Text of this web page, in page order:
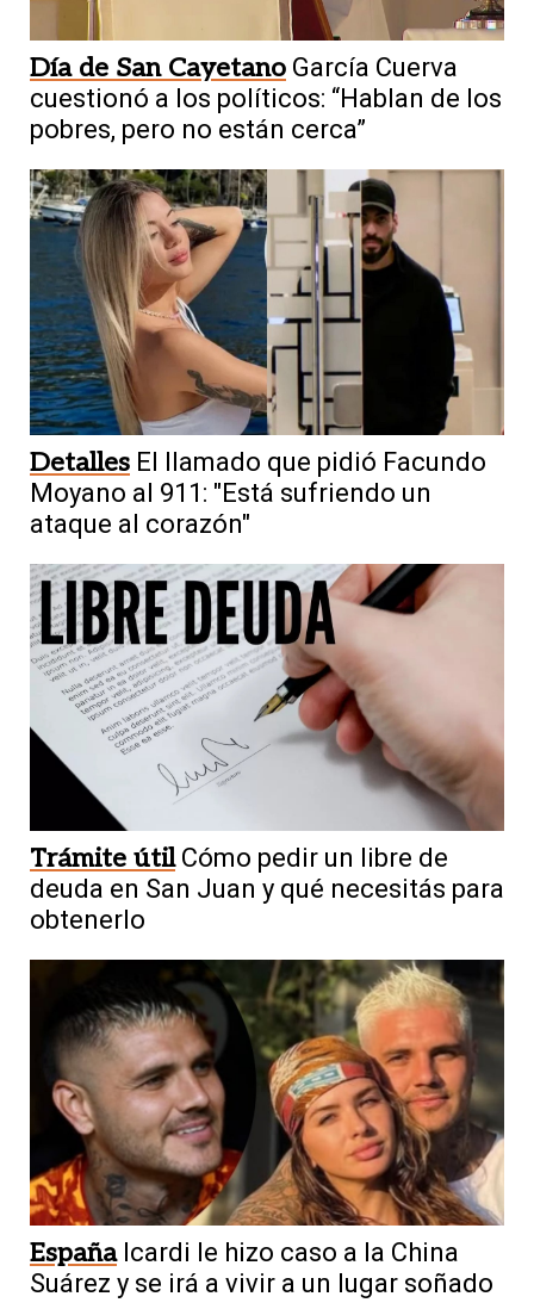
Día de San Cayetano García Cuerva
cuestionó a los políticos: “Hablan de los
pobres, pero no están cerca”
Detalles El llamado que pidió Facundo
Moyano al 911: "Está sufriendo un
ataque al corazón"
Trámite útil Cómo pedir un libre de
deuda en San Juan y qué necesitás para
obtenerlo
España Icardi le hizo caso a la China
Suárez y se irá a vivir a un lugar soñado